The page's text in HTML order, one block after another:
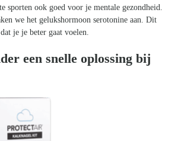
sporten ook goed voor je mentale gezondheid.
we het gelukshormoon serotonine aan. Dit
je je beter gaat voelen.
een snelle oplossing bij